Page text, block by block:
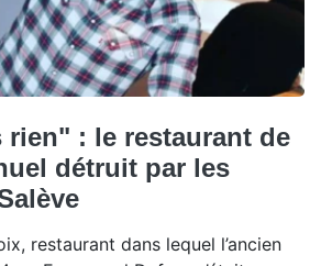
rien" : le restaurant de
détruit par les
restaurant dans lequel l’ancien